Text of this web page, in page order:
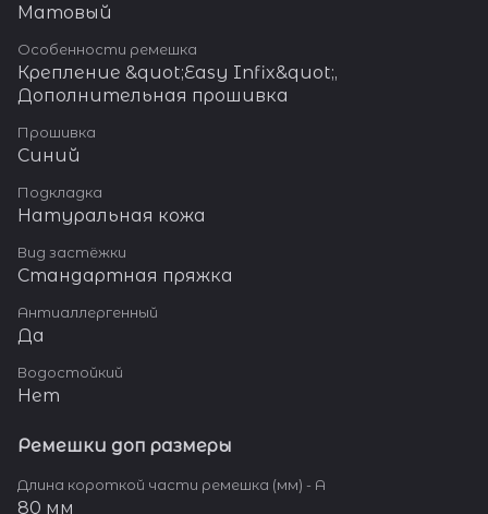
Матовый
Особенности ремешка
Крепление &quot;Easy Infix&quot;,
Дополнительная прошивка
Прошивка
Синий
Подкладка
Натуральная кожа
Вид застёжки
Стандартная пряжка
Антиаллергенный
Да
Водостойкий
Нет
Ремешки доп размеры
Длина короткой части ремешка (мм) - A
80 мм